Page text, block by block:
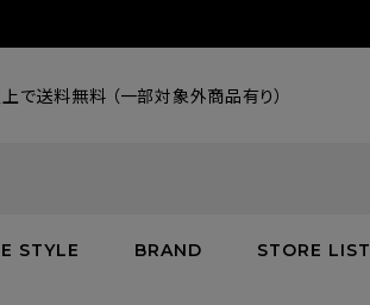
で送料無料 （一部対象外商品有り）
STYLE BRAND STORE LIST